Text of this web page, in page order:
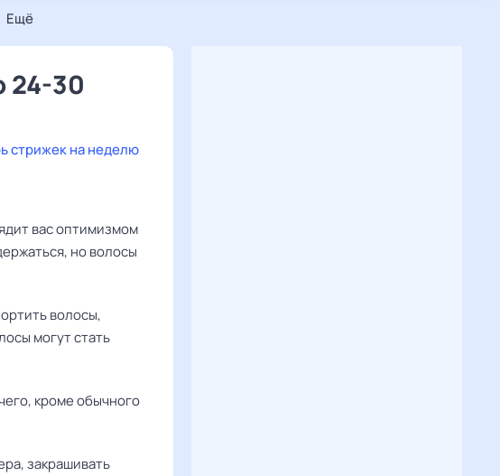
Ещё
24-30
стрижек на неделю
вас оптимизмом
но волосы
волосы,
могут стать
кроме обычного
закрашивать